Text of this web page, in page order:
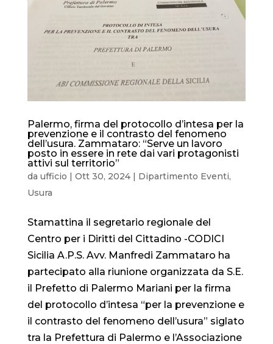
Palermo, firma del protocollo d’intesa per la
prevenzione e il contrasto del fenomeno
dell’usura. Zammataro: “Serve un lavoro
posto in essere in rete dai vari protagonisti
attivi sul territorio”
da ufficio | Ott 30, 2024| Dipartimento Eventi,
Usura
Stamattina il segretario regionale del
Centro per i Diritti del Cittadino -CODICI
Sicilia A.P.S. Avv. Manfredi Zammataro ha
partecipato alla riunione organizzata da S.E.
il Prefetto di Palermo Mariani per la firma
del protocollo d’intesa “per la prevenzione e
il contrasto del fenomeno dell’usura” siglato
tra la Prefettura di Palermo e l’Associazione